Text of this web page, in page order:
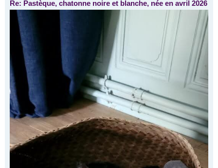
Re: Pastèque, chatonne noire et blanche, née en avril 2026